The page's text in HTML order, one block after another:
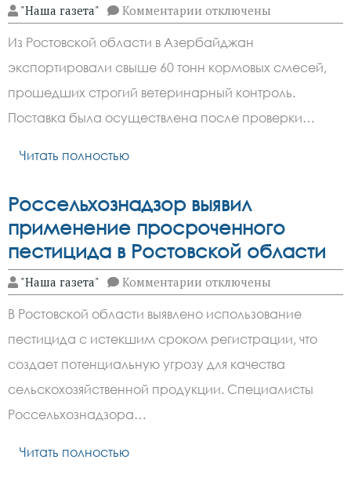
"Наша газета" Комментарии к
записи
Ростовская
область
экспортировала
в
Азербайджан
64
тонны
кормовых
отключены
Из Ростовской области в Азербайджан
экспортировали свыше 60 тонн кормовых смесей,
прошедших строгий ветеринарный контроль.
Поставка была осуществлена после проверки…
Читать полностью
Россельхознадзор выявил
применение просроченного
пестицида в Ростовской области
"Наша газета" Комментарии к
записи
выявил
применение
просроченного
пестицида
в
Ростовской
области
отключены
В Ростовской области выявлено использование
пестицида с истекшим сроком регистрации, что
создает потенциальную угрозу для качества
сельскохозяйственной продукции. Специалисты
Россельхознадзора…
Читать полностью